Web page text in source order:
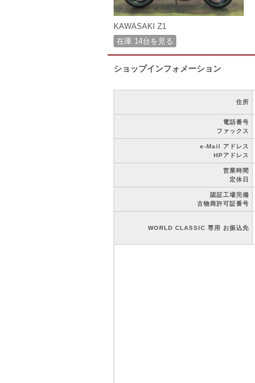
KAWASAKI Z1
在庫 14台を見る
ショップインフォメーション
住所
電話番号
ファックス
e-Mail アドレス
HPアドレス
営業時間
定休日
認証工場完備
古物商許可証番号
WORLD CLASSIC 専用 お振込先